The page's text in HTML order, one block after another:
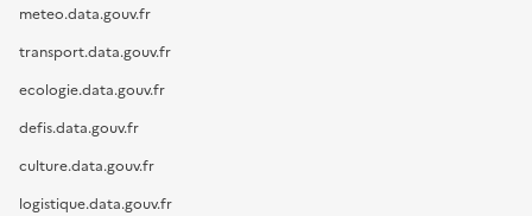
meteo.data.gouv.fr
transport.data.gouv.fr
ecologie.data.gouv.fr
defis.data.gouv.fr
culture.data.gouv.fr
logistique.data.gouv.fr